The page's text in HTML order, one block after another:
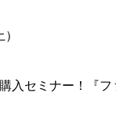
セミナー！『フ